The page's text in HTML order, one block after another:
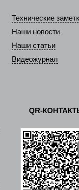
Технические
Наши новости
Наши статьи
Видеожурнал
QR-